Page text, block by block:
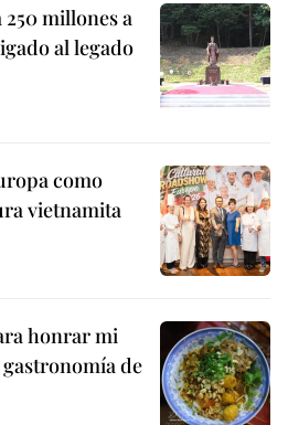
millones a
al legado
como
vietnamita
honrar mi
de